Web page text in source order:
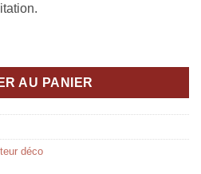
ABmotorART Porsche 911
AU PANIER
déco